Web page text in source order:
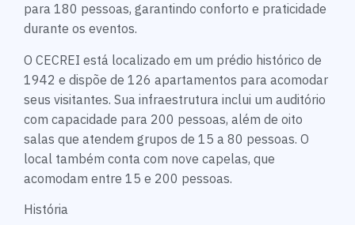
para 180 pessoas, garantindo conforto e praticidade
durante os eventos.
O CECREI está localizado em um prédio histórico de
1942 e dispõe de 126 apartamentos para acomodar
seus visitantes. Sua infraestrutura inclui um auditório
com capacidade para 200 pessoas, além de oito
salas que atendem grupos de 15 a 80 pessoas. O
local também conta com nove capelas, que
acomodam entre 15 e 200 pessoas.
História